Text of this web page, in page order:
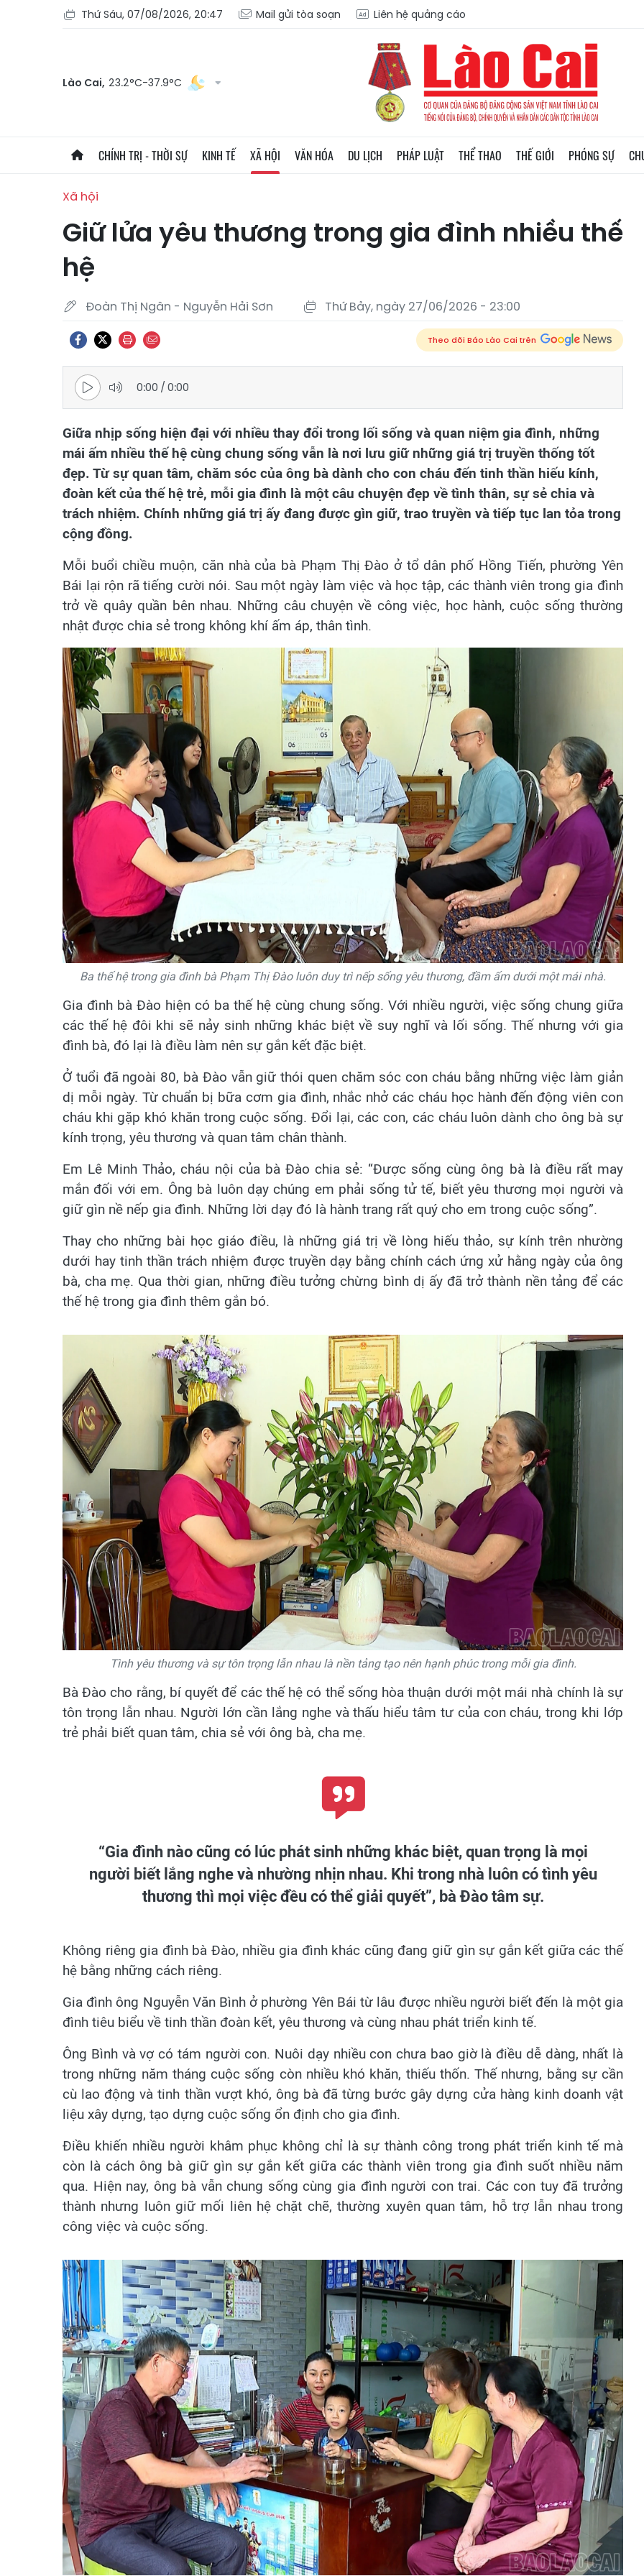
Thứ Sáu, 07/08/2026, 20:47 Mail gửi tòa soạn Liên hệ quảng cáo
Lào Cai, 23.2°C-37.9°C
CHÍNH TRỊ - THỜI SỰ KINH TẾ XÃ HỘI VĂN HÓA DU LỊCH PHÁP LUẬT THỂ THAO THẾ GIỚI PHÓNG SỰ
Xã hội
Giữ lửa yêu thương trong gia đình nhiều thế
hệ
Đoàn Thị Ngân - Nguyễn Hải Sơn Thứ Bảy, ngày 27/06/2026 - 23:00
Theo dõi Báo Lào Cai trên
0:00 /0:00
Giữa nhịp sống hiện đại với nhiều thay đổi trong lối sống và quan niệm gia đình, những
mái ấm nhiều thế hệ cùng chung sống vẫn là nơi lưu giữ những giá trị truyền thống tốt
đẹp. Từ sự quan tâm, chăm sóc của ông bà dành cho con cháu đến tinh thần hiếu kính,
đoàn kết của thế hệ trẻ, mỗi gia đình là một câu chuyện đẹp về tình thân, sự sẻ chia và
trách nhiệm. Chính những giá trị ấy đang được gìn giữ, trao truyền và tiếp tục lan tỏa trong
cộng đồng.
Mỗi buổi chiều muộn, căn nhà của bà Phạm Thị Đào ở tổ dân phố Hồng Tiến, phường Yên
Bái lại rộn rã tiếng cười nói. Sau một ngày làm việc và học tập, các thành viên trong gia đình
trở về quây quần bên nhau. Những câu chuyện về công việc, học hành, cuộc sống thường
nhật được chia sẻ trong không khí ấm áp, thân tình.
Ba thế hệ trong gia đình bà Phạm Thị Đào luôn duy trì nếp sống yêu thương, đầm ấm dưới một mái nhà.
Gia đình bà Đào hiện có ba thế hệ cùng chung sống. Với nhiều người, việc sống chung giữa
các thế hệ đôi khi sẽ nảy sinh những khác biệt về suy nghĩ và lối sống. Thế nhưng với gia
đình bà, đó lại là điều làm nên sự gắn kết đặc biệt.
Ở tuổi đã ngoài 80, bà Đào vẫn giữ thói quen chăm sóc con cháu bằng những việc làm giản
dị mỗi ngày. Từ chuẩn bị bữa cơm gia đình, nhắc nhở các cháu học hành đến động viên con
cháu khi gặp khó khăn trong cuộc sống. Đổi lại, các con, các cháu luôn dành cho ông bà sự
kính trọng, yêu thương và quan tâm chân thành.
Em Lê Minh Thảo, cháu nội của bà Đào chia sẻ: “Được sống cùng ông bà là điều rất may
mắn đối với em. Ông bà luôn dạy chúng em phải sống tử tế, biết yêu thương mọi người và
giữ gìn nề nếp gia đình. Những lời dạy đó là hành trang rất quý cho em trong cuộc sống”.
Thay cho những bài học giáo điều, là những giá trị về lòng hiếu thảo, sự kính trên nhường
dưới hay tinh thần trách nhiệm được truyền dạy bằng chính cách ứng xử hằng ngày của ông
bà, cha mẹ. Qua thời gian, những điều tưởng chừng bình dị ấy đã trở thành nền tảng để các
thế hệ trong gia đình thêm gắn bó.
Tình yêu thương và sự tôn trọng lẫn nhau là nền tảng tạo nên hạnh phúc trong mỗi gia đình.
Bà Đào cho rằng, bí quyết để các thế hệ có thể sống hòa thuận dưới một mái nhà chính là sự
tôn trọng lẫn nhau. Người lớn cần lắng nghe và thấu hiểu tâm tư của con cháu, trong khi lớp
trẻ phải biết quan tâm, chia sẻ với ông bà, cha mẹ.
“Gia đình nào cũng có lúc phát sinh những khác biệt, quan trọng là mọi
người biết lắng nghe và nhường nhịn nhau. Khi trong nhà luôn có tình yêu
thương thì mọi việc đều có thể giải quyết”, bà Đào tâm sự.
Không riêng gia đình bà Đào, nhiều gia đình khác cũng đang giữ gìn sự gắn kết giữa các thế
hệ bằng những cách riêng.
Gia đình ông Nguyễn Văn Bình ở phường Yên Bái từ lâu được nhiều người biết đến là một gia
đình tiêu biểu về tinh thần đoàn kết, yêu thương và cùng nhau phát triển kinh tế.
Ông Bình và vợ có tám người con. Nuôi dạy nhiều con chưa bao giờ là điều dễ dàng, nhất là
trong những năm tháng cuộc sống còn nhiều khó khăn, thiếu thốn. Thế nhưng, bằng sự cần
cù lao động và tinh thần vượt khó, ông bà đã từng bước gây dựng cửa hàng kinh doanh vật
liệu xây dựng, tạo dựng cuộc sống ổn định cho gia đình.
Điều khiến nhiều người khâm phục không chỉ là sự thành công trong phát triển kinh tế mà
còn là cách ông bà giữ gìn sự gắn kết giữa các thành viên trong gia đình suốt nhiều năm
qua. Hiện nay, ông bà vẫn chung sống cùng gia đình người con trai. Các con tuy đã trưởng
thành nhưng luôn giữ mối liên hệ chặt chẽ, thường xuyên quan tâm, hỗ trợ lẫn nhau trong
công việc và cuộc sống.